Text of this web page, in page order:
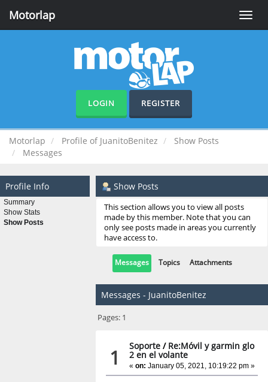
Toggle
Motorlap
LOGIN REGISTER
Motorlap Profile of JuanitoBenitez
Show Posts
Messages
Profile Info
Summary
Show Stats
Show Posts
Show Posts
This section allows you to view all posts
made by this member. Note that you can
only see posts made in areas you currently
have access to.
Messages Topics Attachments
Messages - JuanitoBenitez
Pages: 1
1 Soporte / Re:Móvil y garmin glo
2 en el volante
«on: January 05, 2021, 10:19:22 pm »